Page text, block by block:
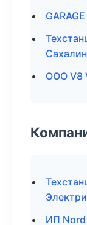
ООО V8
ИП Nord